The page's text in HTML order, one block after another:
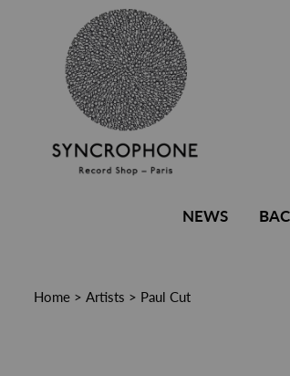
NEWS
Home > Artists > Paul Cut